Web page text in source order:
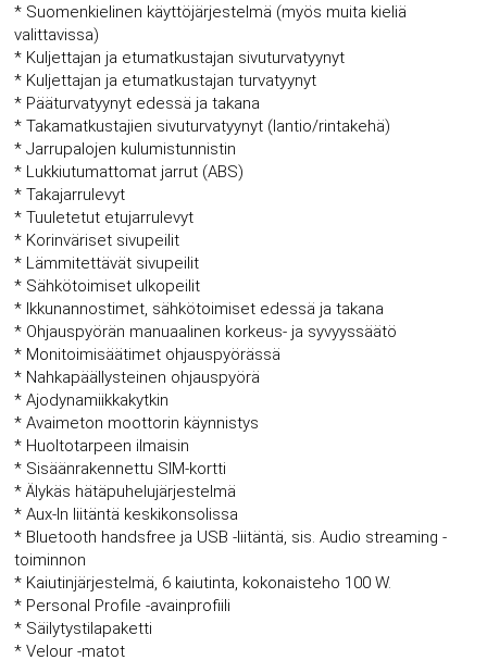
* Suomenkielinen käyttöjärjestelmä (myös muita kieliä
valittavissa)
* Kuljettajan ja etumatkustajan sivuturvatyynyt
* Kuljettajan ja etumatkustajan turvatyynyt
* Pääturvatyynyt edessä ja takana
* Takamatkustajien sivuturvatyynyt (lantio/rintakehä)
* Jarrupalojen kulumistunnistin
* Lukkiutumattomat jarrut (ABS)
* Takajarrulevyt
* Tuuletetut etujarrulevyt
* Korinväriset sivupeilit
* Lämmitettävät sivupeilit
* Sähkötoimiset ulkopeilit
* Ikkunannostimet, sähkötoimiset edessä ja takana
* Ohjauspyörän manuaalinen korkeus- ja syvyyssäätö
* Monitoimisäätimet ohjauspyörässä
* Nahkapäällysteinen ohjauspyörä
* Ajodynamiikkakytkin
* Avaimeton moottorin käynnistys
* Huoltotarpeen ilmaisin
* Sisäänrakennettu SIM-kortti
* Älykäs hätäpuhelujärjestelmä
* Aux-In liitäntä keskikonsolissa
* Bluetooth handsfree ja USB -liitäntä, sis. Audio streaming -
toiminnon
* Kaiutinjärjestelmä, 6 kaiutinta, kokonaisteho 100 W.
* Personal Profile -avainprofiili
* Säilytystilapaketti
* Velour -matot